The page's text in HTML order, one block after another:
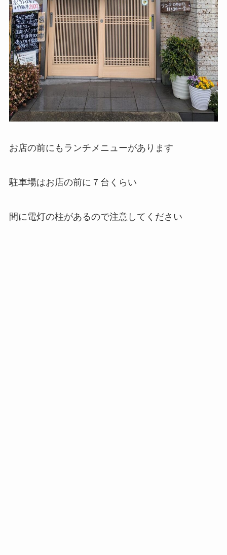
お店の前にもランチメニューがあります
駐車場はお店の前に７台くらい
間に電灯の柱があるので注意してください